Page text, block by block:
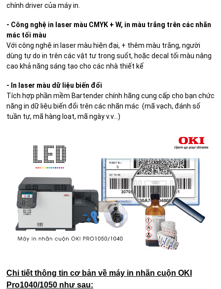
chính driver của máy in.
- Công nghệ in laser màu CMYK + W, in màu trắng trên các nhãn
mác tối màu
Với công nghệ in laser màu hiện đại, + thêm màu trắng, người
dùng tự do in trên các vật tư trong suốt, hoặc decal tối màu nâng
cao khả năng sáng tạo cho các nhà thiết kế
- In laser màu dữ liệu biến đổi
Tích hợp phần mềm Bartender chính hãng cung cấp cho bạn chức
năng in dữ liệu biến đổi trên các nhãn mác (mã vạch, đánh số
tuần tự, mã hàng loạt, mã ngày v.v...)
Chi tiết thông tin cơ bản về máy in nhãn cuộn OKI
Pro1040/1050 như sau: